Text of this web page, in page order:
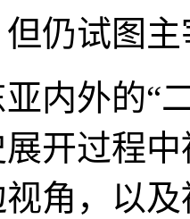
仍试图
亚内外的“
开过程
角，以